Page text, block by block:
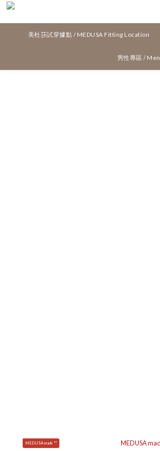
美杜莎試穿據點 / MEDUSA Fitting Location
男性專區 / Men
MEDUSA made ™